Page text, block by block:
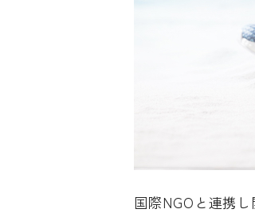
国際NGOと連携